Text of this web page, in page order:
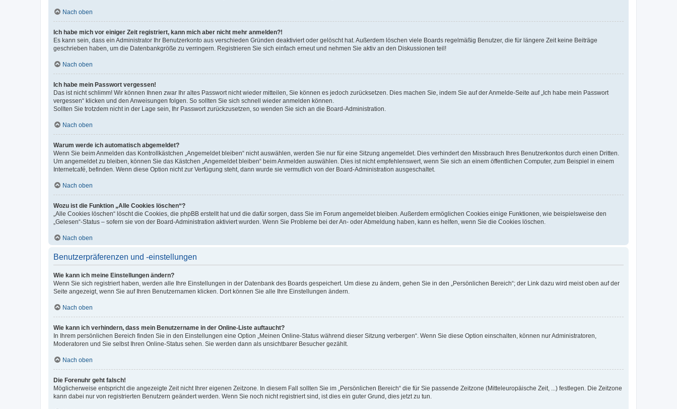
Nach oben
Ich habe mich vor einiger Zeit registriert, kann mich aber nicht mehr anmelden?!
Es kann sein, dass ein Administrator Ihr Benutzerkonto aus verschieden Gründen deaktiviert oder gelöscht hat. Außerdem löschen viele Boards regelmäßig Benutzer, die für längere Zeit keine Beiträge
geschrieben haben, um die Datenbankgröße zu verringern. Registrieren Sie sich einfach erneut und nehmen Sie aktiv an den Diskussionen teil!
Nach oben
Ich habe mein Passwort vergessen!
Das ist nicht schlimm! Wir können Ihnen zwar Ihr altes Passwort nicht wieder mitteilen, Sie können es jedoch zurücksetzen. Dies machen Sie, indem Sie auf der Anmelde-Seite auf „Ich habe mein Passwort
vergessen“ klicken und den Anweisungen folgen. So sollten Sie sich schnell wieder anmelden können.
Sollten Sie trotzdem nicht in der Lage sein, Ihr Passwort zurückzusetzen, so wenden Sie sich an die Board-Administration.
Nach oben
Warum werde ich automatisch abgemeldet?
Wenn Sie beim Anmelden das Kontrollkästchen „Angemeldet bleiben“ nicht auswählen, werden Sie nur für eine Sitzung angemeldet. Dies verhindert den Missbrauch Ihres Benutzerkontos durch einen Dritten.
Um angemeldet zu bleiben, können Sie das Kästchen „Angemeldet bleiben“ beim Anmelden auswählen. Dies ist nicht empfehlenswert, wenn Sie sich an einem öffentlichen Computer, zum Beispiel in einem
Internetcafé, befinden. Wenn diese Option nicht zur Verfügung steht, dann wurde sie vermutlich von der Board-Administration ausgeschaltet.
Nach oben
Wozu ist die Funktion „Alle Cookies löschen“?
„Alle Cookies löschen“ löscht die Cookies, die phpBB erstellt hat und die dafür sorgen, dass Sie im Forum angemeldet bleiben. Außerdem ermöglichen Cookies einige Funktionen, wie beispielsweise den
„Gelesen“-Status – sofern sie von der Board-Administration aktiviert wurden. Wenn Sie Probleme bei der An- oder Abmeldung haben, kann es helfen, wenn Sie die Cookies löschen.
Nach oben
Benutzerpräferenzen und -einstellungen
Wie kann ich meine Einstellungen ändern?
Wenn Sie sich registriert haben, werden alle Ihre Einstellungen in der Datenbank des Boards gespeichert. Um diese zu ändern, gehen Sie in den „Persönlichen Bereich“; der Link dazu wird meist oben auf der
Seite angezeigt, wenn Sie auf Ihren Benutzernamen klicken. Dort können Sie alle Ihre Einstellungen ändern.
Nach oben
Wie kann ich verhindern, dass mein Benutzername in der Online-Liste auftaucht?
In Ihrem persönlichen Bereich finden Sie in den Einstellungen eine Option „Meinen Online-Status während dieser Sitzung verbergen“. Wenn Sie diese Option einschalten, können nur Administratoren,
Moderatoren und Sie selbst Ihren Online-Status sehen. Sie werden dann als unsichtbarer Besucher gezählt.
Nach oben
Die Forenuhr geht falsch!
Möglicherweise entspricht die angezeigte Zeit nicht Ihrer eigenen Zeitzone. In diesem Fall sollten Sie im „Persönlichen Bereich“ die für Sie passende Zeitzone (Mitteleuropäische Zeit, ...) festlegen. Die Zeitzone
kann dabei nur von registrierten Benutzern geändert werden. Wenn Sie noch nicht registriert sind, ist dies ein guter Grund, dies jetzt zu tun.